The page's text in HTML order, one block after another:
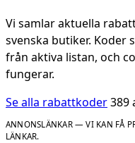
Vi samlar aktuella
svenska butiker.
från aktiva listan, och
fungerar.
Se alla rabattkoder389
ANNONSLÄNKAR — VI KAN FÅ
LÄNKAR.